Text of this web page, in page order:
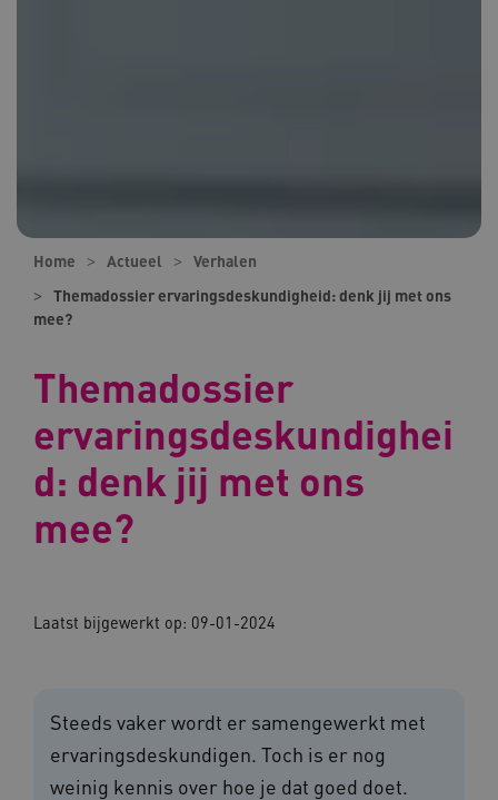
Home Actueel
Verhalen
Themadossier ervaringsdeskundigheid: denk jij met ons
mee?
Themadossier
ervaringsdeskundighei
d: denk jij met ons
mee?
Laatst bijgewerkt op: 09-01-2024
Steeds vaker wordt er samengewerkt met
ervaringsdeskundigen. Toch is er nog
weinig kennis over hoe je dat goed doet.